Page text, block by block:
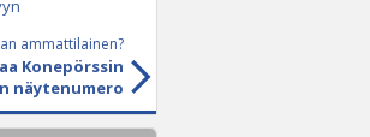
ammattilainen?
Konepörssin
näytenumero